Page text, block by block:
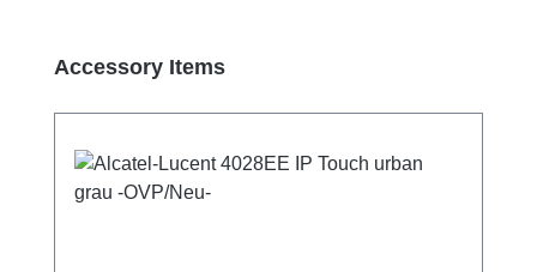
Produktgalerie überspringen
Accessory Items